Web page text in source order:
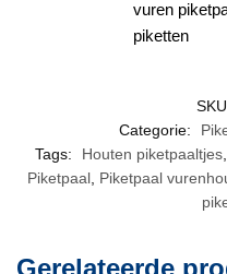
vuren
piketten
Categorie:
Tags:
Houten piketpaaltjes
Piketpaal, Piketpaal